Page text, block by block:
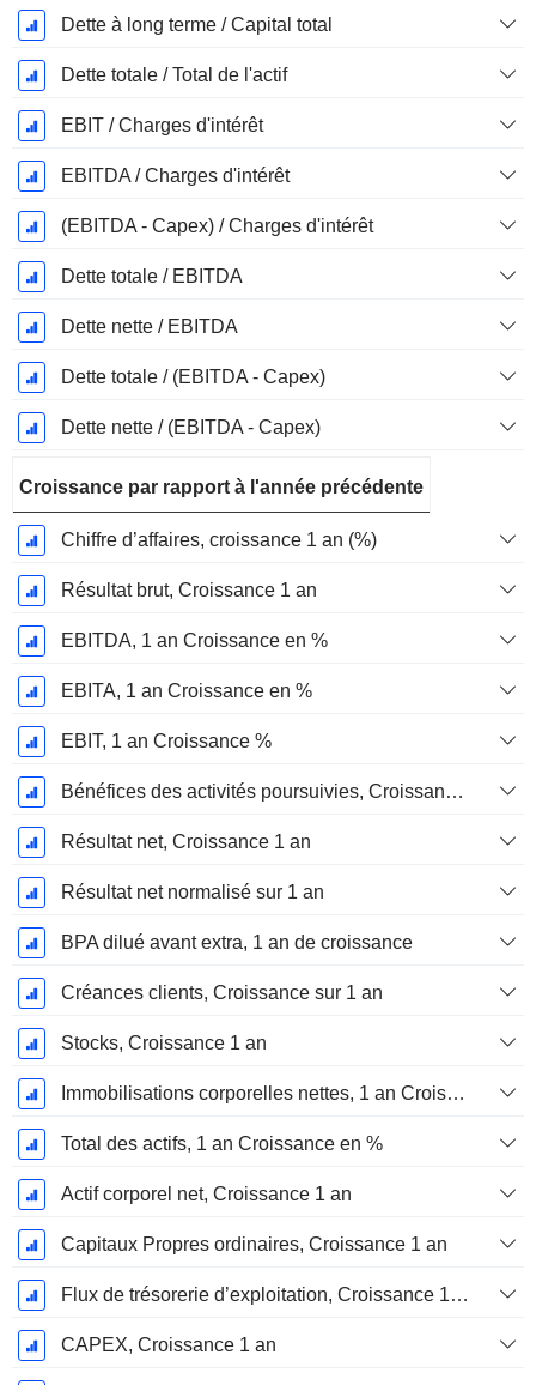
Dette à long terme / Capital total
Dette totale / Total de l'actif
EBIT / Charges d'intérêt
EBITDA / Charges d'intérêt
(EBITDA - Capex) / Charges d'intérêt
Dette totale / EBITDA
Dette nette / EBITDA
Dette totale / (EBITDA - Capex)
Dette nette / (EBITDA - Capex)
Croissance par rapport à l'année précédente
Chiffre d’affaires, croissance 1 an (%)
Résultat brut, Croissance 1 an
EBITDA, 1 an Croissance en %
EBITA, 1 an Croissance en %
EBIT, 1 an Croissance %
Bénéfices des activités poursuivies, Croissance 1 an
Résultat net, Croissance 1 an
Résultat net normalisé sur 1 an
BPA dilué avant extra, 1 an de croissance
Créances clients, Croissance sur 1 an
Stocks, Croissance 1 an
Immobilisations corporelles nettes, 1 an Croissance
Total des actifs, 1 an Croissance en %
Actif corporel net, Croissance 1 an
Capitaux Propres ordinaires, Croissance 1 an
Flux de trésorerie d’exploitation, Croissance 1 an
CAPEX, Croissance 1 an